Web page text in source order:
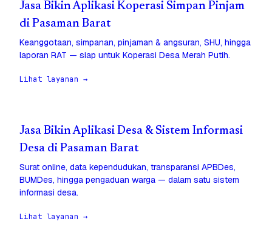
Jasa Bikin Aplikasi Koperasi Simpan Pinjam
di Pasaman Barat
Keanggotaan, simpanan, pinjaman & angsuran, SHU, hingga
laporan RAT — siap untuk Koperasi Desa Merah Putih.
Lihat layanan →
Jasa Bikin Aplikasi Desa & Sistem Informasi
Desa di Pasaman Barat
Surat online, data kependudukan, transparansi APBDes,
BUMDes, hingga pengaduan warga — dalam satu sistem
informasi desa.
Lihat layanan →